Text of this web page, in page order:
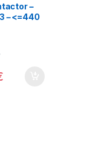
–
– <=440
230 V